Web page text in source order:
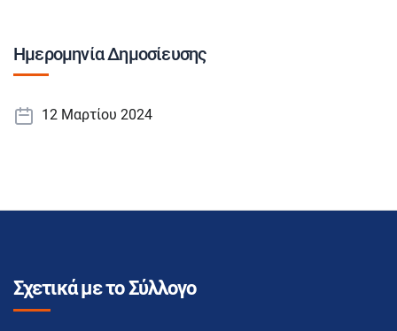
Ημερομηνία Δημοσίευσης
12 Μαρτίου 2024
Σχετικά με το Σύλλογο